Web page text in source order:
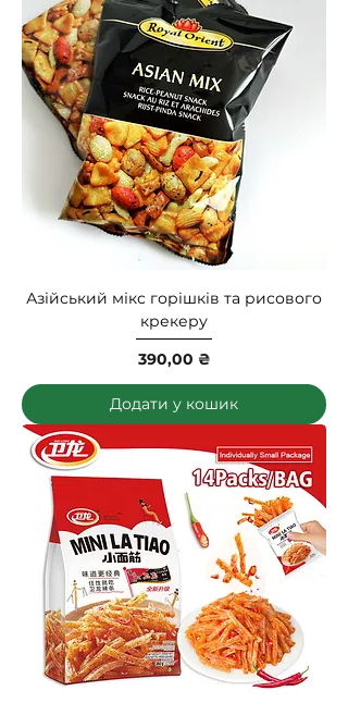
Азійський мікс горішків та рисового
крекеру
Ціна
390,00 ₴
Додати у кошик